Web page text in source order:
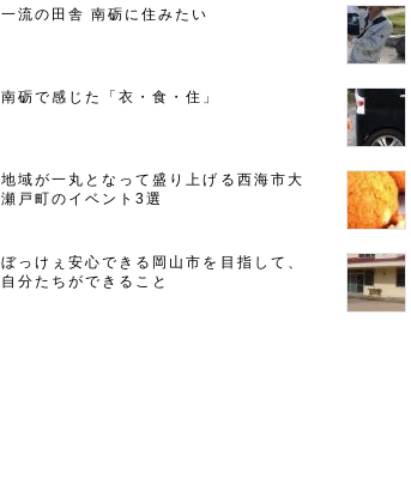
一流の田舎 南砺に住みたい
南砺で感じた「衣・食・住」
地域が一丸となって盛り上げる西海市大
瀬戸町のイベント3選
ぼっけぇ安心できる岡山市を目指して、
自分たちができること